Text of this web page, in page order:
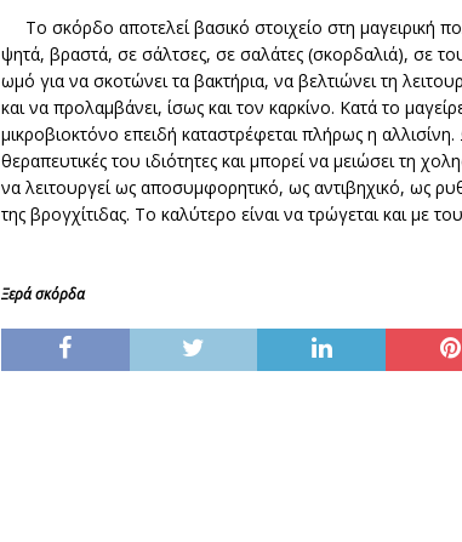
Το σκόρδο αποτελεί βασικό στοιχείο στη μαγειρική
ψητά, βραστά, σε σάλτσες, σε σαλάτες (σκορδαλιά), σε
ωμό για να σκοτώνει τα βακτήρια, να βελτιώνει τη
και να προλαμβάνει, ίσως και τον καρκίνο. Κατά το
μικροβιοκτόνο επειδή καταστρέφεται πλήρως η
θεραπευτικές του ιδιότητες και μπορεί να μειώσει τη
να λειτουργεί ως αποσυμφορητικό, ως αντιβηχικό, ως
της βρογχίτιδας. Το καλύτερο είναι να τρώγεται και με
Ξερά σκόρδα